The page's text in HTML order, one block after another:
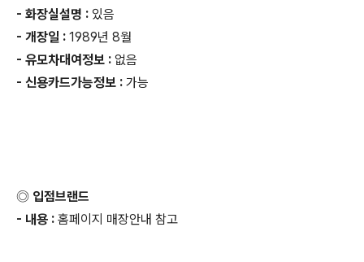
- 화장실설명 : 있음
- 개장일 : 1989년 8월
- 유모차대여정보 : 없음
- 신용카드가능정보 : 가능
◎ 입점브랜드
- 내용 : 홈페이지 매장안내 참고